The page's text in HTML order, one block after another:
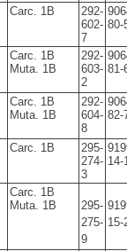
Carc. 1B
292-
602-
7
80-
Carc. 1B
Muta. 1B
292-
603-
2
81-
Carc. 1B
Muta. 1B
292-
604-
8
82-
Carc. 1B
295-
274-
3
14-
Carc. 1B
Muta. 1B
295-
275-
9
15-